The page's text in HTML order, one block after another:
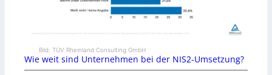
Bild: TÜV Rheinland Consulting GmbH
Wie weit sind Unternehmen bei der NIS2-Umsetzung?